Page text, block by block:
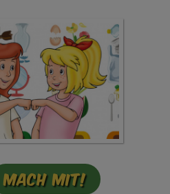
Mach mit!